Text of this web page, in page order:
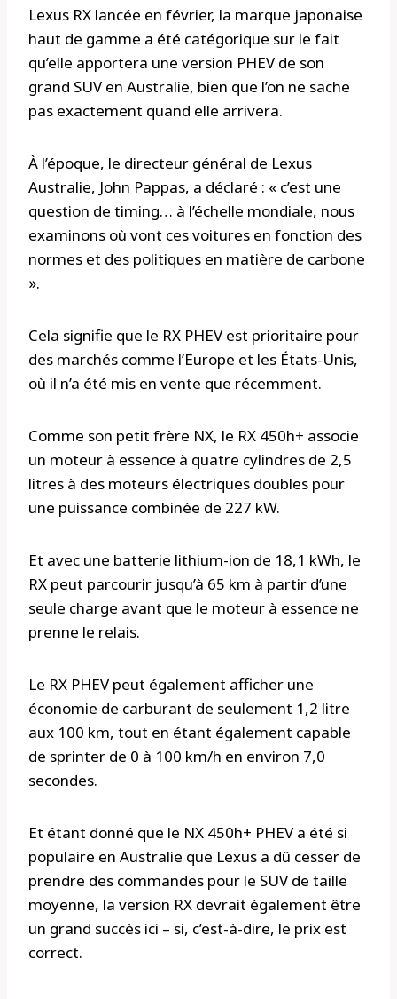
Lexus RX lancée en février, la marque japonaise
haut de gamme a été catégorique sur le fait
qu’elle apportera une version PHEV de son
grand SUV en Australie, bien que l’on ne sache
pas exactement quand elle arrivera.
À l’époque, le directeur général de Lexus
Australie, John Pappas, a déclaré : « c’est une
question de timing… à l’échelle mondiale, nous
examinons où vont ces voitures en fonction des
normes et des politiques en matière de carbone
».
Cela signifie que le RX PHEV est prioritaire pour
des marchés comme l’Europe et les États-Unis,
où il n’a été mis en vente que récemment.
Comme son petit frère NX, le RX 450h+ associe
un moteur à essence à quatre cylindres de 2,5
litres à des moteurs électriques doubles pour
une puissance combinée de 227 kW.
Et avec une batterie lithium-ion de 18,1 kWh, le
RX peut parcourir jusqu’à 65 km à partir d’une
seule charge avant que le moteur à essence ne
prenne le relais.
Le RX PHEV peut également afficher une
économie de carburant de seulement 1,2 litre
aux 100 km, tout en étant également capable
de sprinter de 0 à 100 km/h en environ 7,0
secondes.
Et étant donné que le NX 450h+ PHEV a été si
populaire en Australie que Lexus a dû cesser de
prendre des commandes pour le SUV de taille
moyenne, la version RX devrait également être
un grand succès ici – si, c’est-à-dire, le prix est
correct.